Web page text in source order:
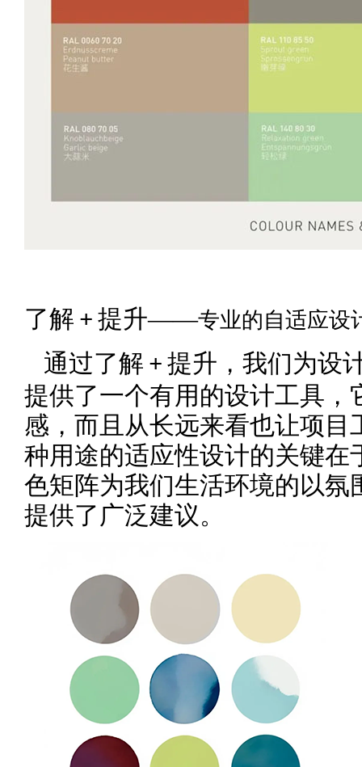
了解 + 提升——专业的自适应设
通过了解 + 提升，我们为设
提供了一个有用的设计工具，
感，而且从长远来看也让项目
种用途的适应性设计的关键在
色矩阵为我们生活环境的以氛
提供了广泛建议。